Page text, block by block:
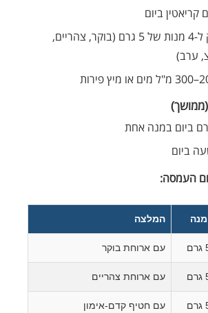
מחולק ל-4 מנות של 5 גרם (בוקר, צהריים,
ערב)
ביום
העמסה:
מנה המלצה
עם ארוחת בוקר
עם ארוחת צהריים
עם חטיף קדם-אימון